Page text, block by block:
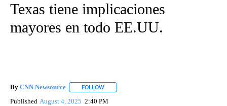
Texas tiene implicaciones
mayores en todo EE.UU.
By CNN Newsource FOLLOW
Published August 4, 2025 2:40 PM